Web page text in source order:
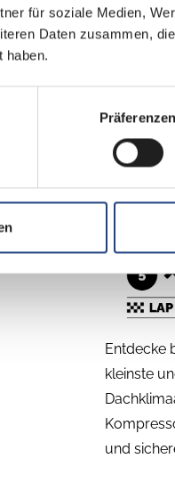
für soziale Medien,
Daten zusammen,
haben.
Präferenzen
Das
Entdecke
kleinste
und